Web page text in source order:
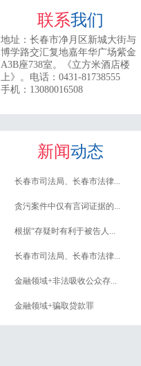
联系我们
地址： 长春市净月区新城大街与
博学路交汇复地嘉年华广场紫金
A3B座738室。《立方米酒店楼
上》。 电话：0431-81738555
手机：13080016508
新闻动态
长春市司法局、长春市法律...
贪污案件中仅有言词证据的...
根据“存疑时有利于被告人...
长春市司法局、长春市法律...
金融领域+非法吸收公众存...
金融领域+骗取贷款罪